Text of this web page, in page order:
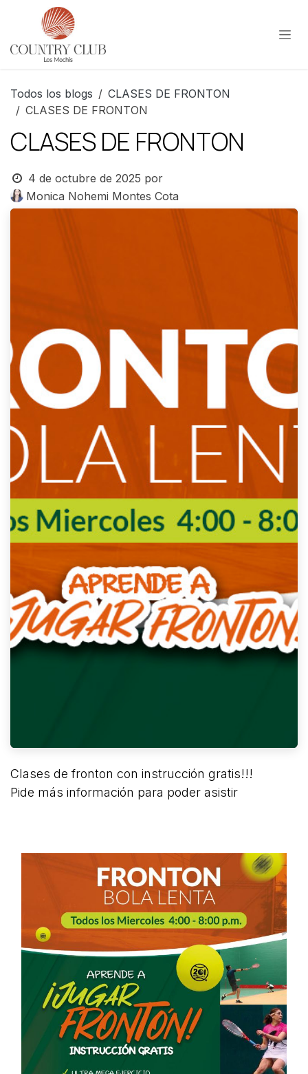
Ir al contenido
Todos los blogs
CLASES DE FRONTON
CLASES DE FRONTON
CLASES DE FRONTON
4 de octubre de 2025 por
Monica Nohemi Montes Cota
Clases de fronton con instrucción gratis!!!
Pide más información para poder asistir